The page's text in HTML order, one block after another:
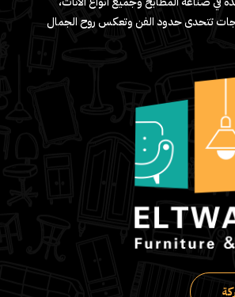
تتحدى حدود الفن وتعكس روح الجمال